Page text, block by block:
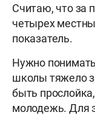
Считаю, что за
четырех
показатель.
Нужно
школы тяжело
быть
молодежь. Для